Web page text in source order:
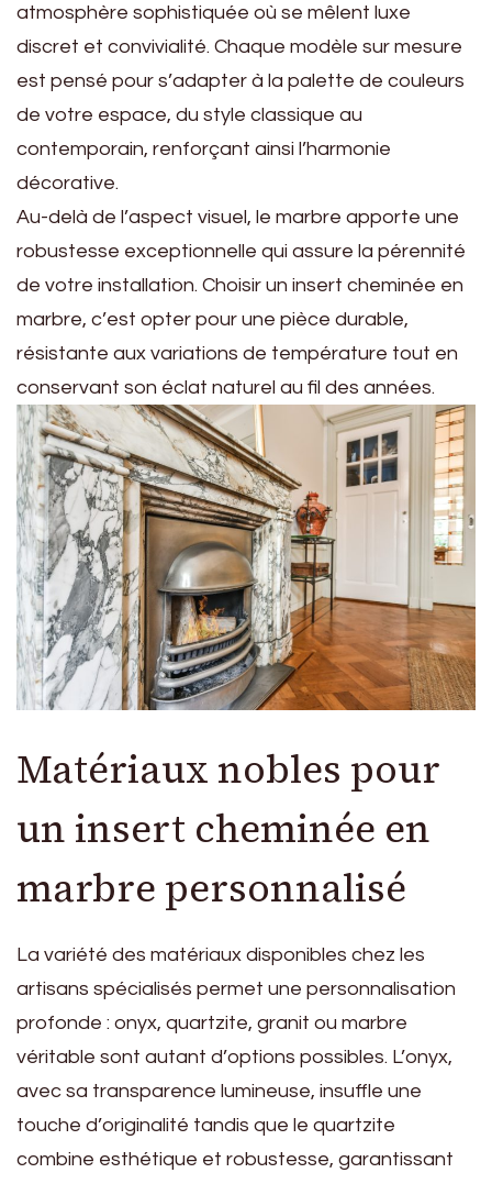
atmosphère sophistiquée où se mêlent luxe
discret et convivialité. Chaque modèle sur mesure
est pensé pour s’adapter à la palette de couleurs
de votre espace, du style classique au
contemporain, renforçant ainsi l’harmonie
décorative.
Au-delà de l’aspect visuel, le marbre apporte une
robustesse exceptionnelle qui assure la pérennité
de votre installation. Choisir un insert cheminée en
marbre, c’est opter pour une pièce durable,
résistante aux variations de température tout en
conservant son éclat naturel au fil des années.
Matériaux nobles pour
un insert cheminée en
marbre personnalisé
La variété des matériaux disponibles chez les
artisans spécialisés permet une personnalisation
profonde : onyx, quartzite, granit ou marbre
véritable sont autant d’options possibles. L’onyx,
avec sa transparence lumineuse, insuffle une
touche d’originalité tandis que le quartzite
combine esthétique et robustesse, garantissant